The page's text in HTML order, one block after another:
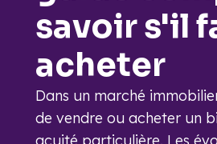
savoir s'il
acheter
Dans un marché
de vendre ou acheter un